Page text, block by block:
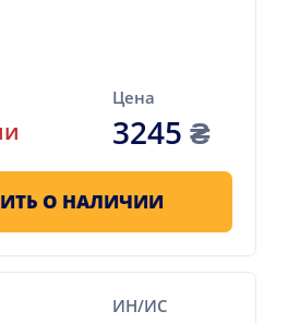
Цена
3245₴
О НАЛИЧИИ
ИН/ИС